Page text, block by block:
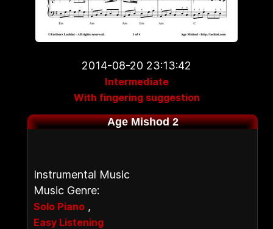
2014-08-20 23:13:42
Intermediate
With fingering suggestion
Age Mishod 2
Instrumental Music
Music Genre:
Solo Piano ,
Easy Listening